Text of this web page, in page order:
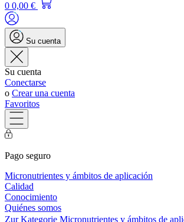
0 0,00 €
Su cuenta
Su cuenta
Conectarse
o Crear una cuenta
Favoritos
Pago seguro
Micronutrientes y ámbitos de aplicación
Calidad
Conocimiento
Quiénes somos
Zur Kategorie Micronutrientes y ámbitos de